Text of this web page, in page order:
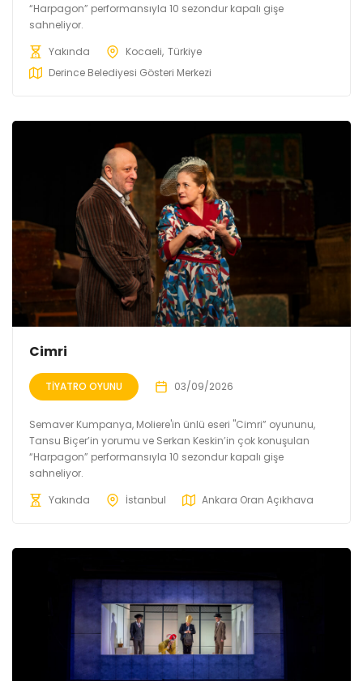
“Harpagon” performansıyla 10 sezondur kapalı gişe
sahneliyor.
Yakında
Kocaeli Türkiye
Derince Belediyesi Gösteri Merkezi
Cimri
TIYATRO OYUNU 03/09/2026
Semaver Kumpanya, Moliere'in ünlü eseri "Cimri” oyununu,
Tansu Biçer’in yorumu ve Serkan Keskin’in çok konuşulan
“Harpagon” performansıyla 10 sezondur kapalı gişe
sahneliyor.
Yakında
İstanbul Ankara Oran Açıkhava